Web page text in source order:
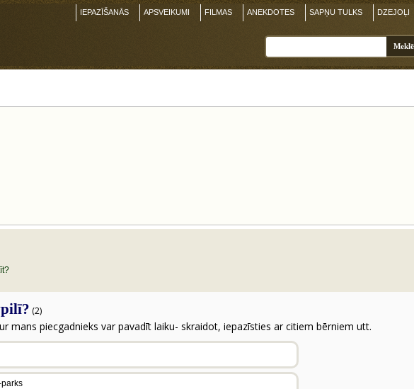
IEPAZĪŠANĀS APSVEIKUMI FILMAS ANEKDOTES SAPŅU TULKS DZEJOĻI
(2)
mans piecgadnieks var pavadīt laiku- skraidot, iepazīsties ar citiem bērniem utt.